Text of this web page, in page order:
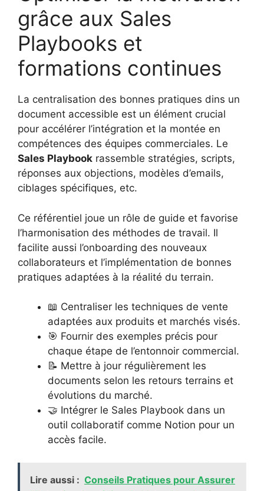
grâce aux Sales
Playbooks et
formations continues
La centralisation des bonnes pratiques dins un
document accessible est un élément crucial
pour accélérer l’intégration et la montée en
compétences des équipes commerciales. Le
Sales Playbook rassemble stratégies, scripts,
réponses aux objections, modèles d’emails,
ciblages spécifiques, etc.
Ce référentiel joue un rôle de guide et favorise
l’harmonisation des méthodes de travail. Il
facilite aussi l’onboarding des nouveaux
collaborateurs et l’implémentation de bonnes
pratiques adaptées à la réalité du terrain.
📖 Centraliser les techniques de vente
adaptées aux produits et marchés visés.
🎯 Fournir des exemples précis pour
chaque étape de l’entonnoir commercial.
📝 Mettre à jour régulièrement les
documents selon les retours terrains et
évolutions du marché.
🤝 Intégrer le Sales Playbook dans un
outil collaboratif comme Notion pour un
accès facile.
Lire aussi : Conseils Pratiques pour Assurer